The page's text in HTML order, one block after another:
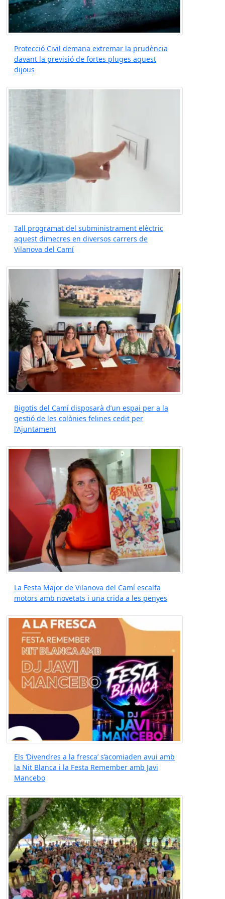
Protecció Civil demana extremar la prudència
davant la previsió de fortes pluges aquest
dijous
Tall programat del subministrament elèctric
aquest dimecres en diversos carrers de
Vilanova del Camí
Bigotis del Camí disposarà d’un espai per a la
gestió de les colònies felines cedit per
l’Ajuntament
La Festa Major de Vilanova del Camí escalfa
motors amb novetats i una crida a les penyes
Els ‘Divendres a la fresca’ s’acomiaden avui amb
la Nit Blanca i la Festa Remember amb Javi
Mancebo